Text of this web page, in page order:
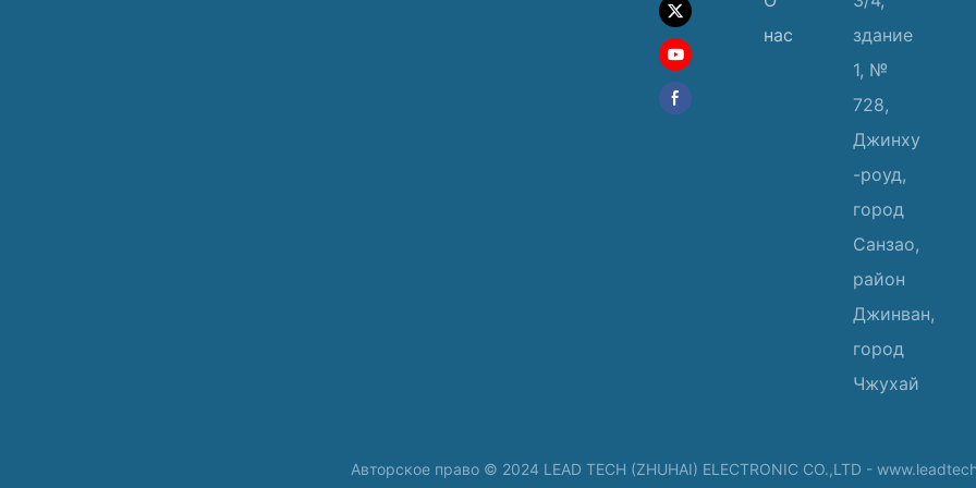
нас
здание
1, №
728,
Джинху
-роуд,
город
Санзао,
район
Джинван,
город
Чжухай
Авторское право © 2024 LEAD TECH (ZHUHAI) ELECTRONIC CO.,LTD -